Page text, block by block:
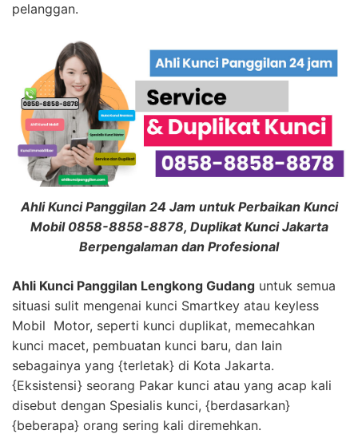
pelanggan.
Ahli Kunci Panggilan 24 Jam untuk Perbaikan Kunci
Mobil 0858-8858-8878, Duplikat Kunci Jakarta
Berpengalaman dan Profesional
Ahli Kunci Panggilan Lengkong Gudang untuk semua
situasi sulit mengenai kunci Smartkey atau keyless
Mobil Motor, seperti kunci duplikat, memecahkan
kunci macet, pembuatan kunci baru, dan lain
sebagainya yang {terletak} di Kota Jakarta.
{Eksistensi} seorang Pakar kunci atau yang acap kali
disebut dengan Spesialis kunci, {berdasarkan}
{beberapa} orang sering kali diremehkan.